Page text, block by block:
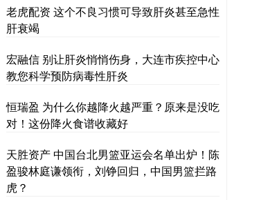
老虎配资 这个不良习惯可导致肝炎甚至急性
肝衰竭
宏融信 别让肝炎悄悄伤身，大连市疾控中心
教您科学预防病毒性肝炎
恒瑞盈 为什么你越降火越严重？原来是没吃
对！这份降火食谱收藏好
天胜资产 中国台北男篮亚运会名单出炉！陈
盈骏林庭谦领衔，刘铮回归，中国男篮拦路
虎？